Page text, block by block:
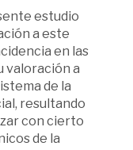
estudio
a este
en las
valoración a
de la
resultando
con cierto
de la